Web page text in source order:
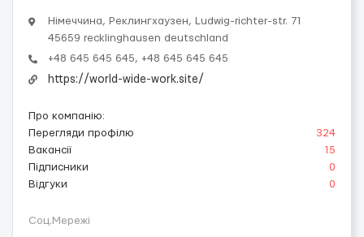
Німеччина, Реклингхаузен, Ludwig-richter-str. 71
45659 recklinghausen deutschland
+48 645 645 645, +48 645 645 645
https://world-wide-work.site/
Про компанію:
Перегляди профілю
324
Вакансії
15
Підписники
0
Відгуки
0
Соц.Мережі